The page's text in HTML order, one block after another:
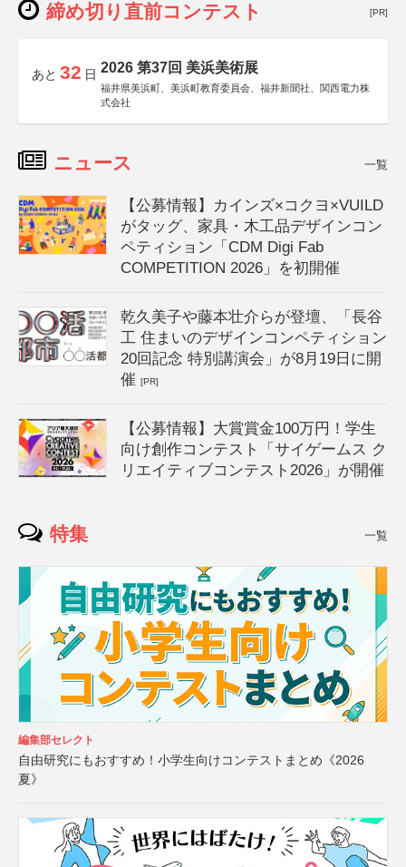
締め切り直前コンテスト [PR]
あと 32 日 2026 第37回 美浜美術展
福井県美浜町、美浜町教育委員会、福井新聞社、関西電力株
式会社
ニュース 一覧
【公募情報】カインズ×コクヨ×VUILD
がタッグ、家具・木工品デザインコン
ペティション「CDM Digi Fab
COMPETITION 2026」を初開催
乾久美子や藤本壮介らが登壇、「長谷
工 住まいのデザインコンペティション
20回記念 特別講演会」が8月19日に開
催[PR]
【公募情報】大賞賞金100万円！学生
向け創作コンテスト「サイゲームス ク
リエイティブコンテスト2026」が開催
特集 一覧
編集部セレクト
自由研究にもおすすめ！小学生向けコンテストまとめ《2026
夏》